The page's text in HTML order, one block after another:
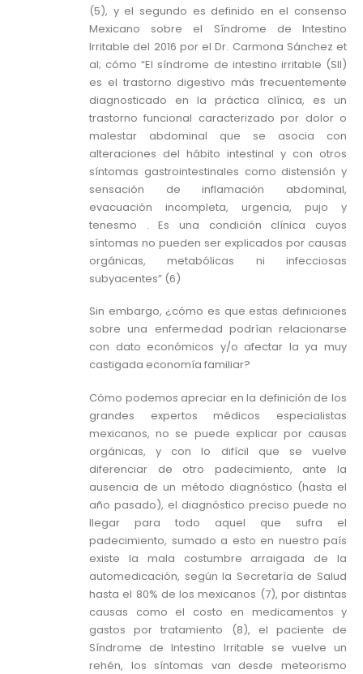
(5), y el segundo es definido en el consenso
Mexicano sobre el Síndrome de Intestino
Irritable del 2016 por el Dr. Carmona Sánchez et
al; cómo “El síndrome de intestino irritable (SII)
es el trastorno digestivo más frecuentemente
diagnosticado en la práctica clínica, es un
trastorno funcional caracterizado por dolor o
malestar abdominal que se asocia con
alteraciones del hábito intestinal y con otros
síntomas gastrointestinales como distensión y
sensación de inflamación abdominal,
evacuación incompleta, urgencia, pujo y
tenesmo . Es una condición clínica cuyos
síntomas no pueden ser explicados por causas
orgánicas, metabólicas ni infecciosas
subyacentes” (6)
Sin embargo, ¿cómo es que estas definiciones
sobre una enfermedad podrían relacionarse
con dato económicos y/o afectar la ya muy
castigada economía familiar?
Cómo podemos apreciar en la definición de los
grandes expertos médicos especialistas
mexicanos, no se puede explicar por causas
orgánicas, y con lo difícil que se vuelve
diferenciar de otro padecimiento, ante la
ausencia de un método diagnóstico (hasta el
año pasado), el diagnóstico preciso puede no
llegar para todo aquel que sufra el
padecimiento, sumado a esto en nuestro país
existe la mala costumbre arraigada de la
automedicación, según la Secretaría de Salud
hasta el 80% de los mexicanos (7), por distintas
causas como el costo en medicamentos y
gastos por tratamiento (8), el paciente de
Síndrome de Intestino Irritable se vuelve un
rehén, los síntomas van desde meteorismo